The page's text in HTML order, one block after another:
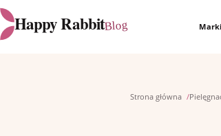
Happy RabbitBlog
Strona główna